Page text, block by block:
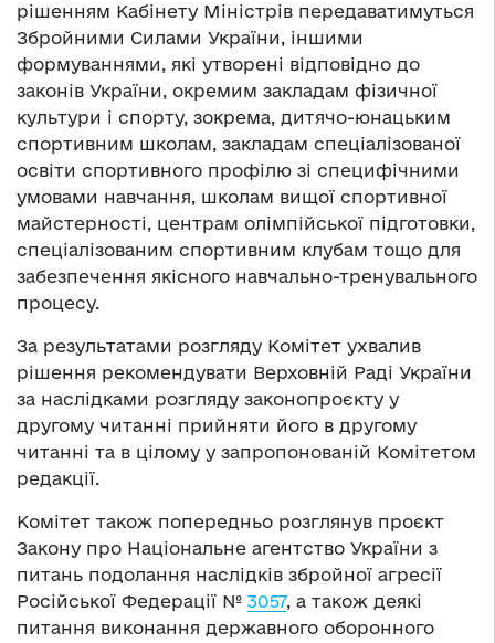
рішенням Кабінету Міністрів передаватимуться
Збройними Силами України, іншими
формуваннями, які утворені відповідно до
законів України, окремим закладам фізичної
культури і спорту, зокрема, дитячо-юнацьким
спортивним школам, закладам спеціалізованої
освіти спортивного профілю зі специфічними
умовами навчання, школам вищої спортивної
майстерності, центрам олімпійської підготовки,
спеціалізованим спортивним клубам тощо для
забезпечення якісного навчально-тренувального
процесу.
За результатами розгляду Комітет ухвалив
рішення рекомендувати Верховній Раді України
за наслідками розгляду законопроєкту у
другому читанні прийняти його в другому
читанні та в цілому у запропонованій Комітетом
редакції.
Комітет також попередньо розглянув проєкт
Закону про Національне агентство України з
питань подолання наслідків збройної агресії
Російської Федерації № 3057, а також деякі
питання виконання державного оборонного